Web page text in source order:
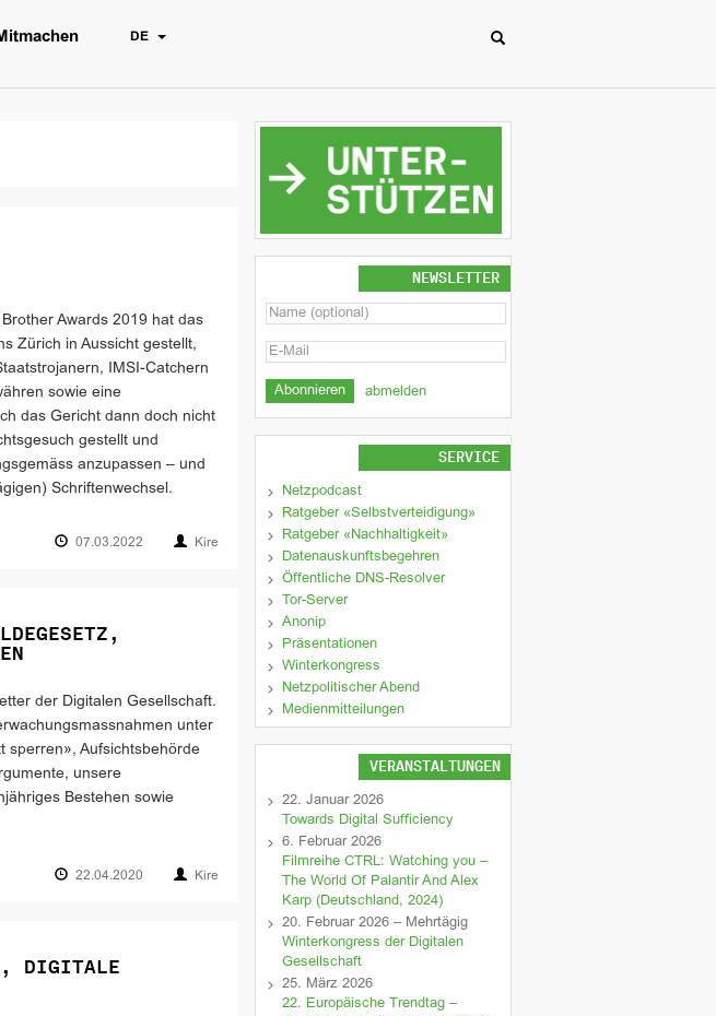
DE
Awards 2019 hat das
Zürich in Aussicht gestellt,
IMSI-Catchern
sowie eine
das Gericht dann doch nicht
gestellt und
anzupassen – und
Schriftenwechsel.
07.03.2022 Kire
der Digitalen Gesellschaft.
unter
sperren», Aufsichtsbehörde
unsere
Bestehen sowie
22.04.2020 Kire
DIGITALE
NEWSLETTER
abmelden
SERVICE
Netzpodcast
Ratgeber «Selbstverteidigung»
Ratgeber «Nachhaltigkeit»
Datenauskunftsbegehren
Öffentliche DNS-Resolver
Tor-Server
Anonip
Präsentationen
Winterkongress
Netzpolitischer Abend
Medienmitteilungen
VERANSTALTUNGEN
22. Januar 2026
Towards Digital Sufficiency
6. Februar 2026
Filmreihe CTRL: Watching you –
The World Of Palantir And Alex
Karp (Deutschland, 2024)
20. Februar 2026 – Mehrtägig
Winterkongress der Digitalen
Gesellschaft
25. März 2026
22. Europäische Trendtag –